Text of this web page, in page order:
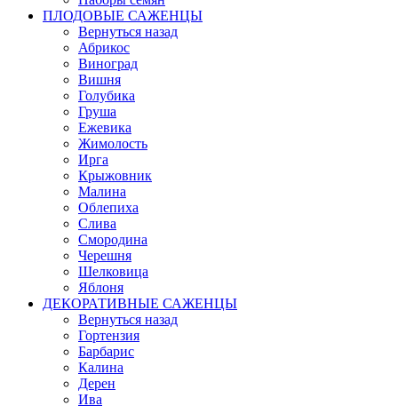
ПЛОДОВЫЕ САЖЕНЦЫ
Вернуться назад
Абрикос
Виноград
Вишня
Голубика
Груша
Ежевика
Жимолость
Ирга
Крыжовник
Малина
Облепиха
Слива
Смородина
Черешня
Шелковица
Яблоня
ДЕКОРАТИВНЫЕ САЖЕНЦЫ
Вернуться назад
Гортензия
Барбарис
Калина
Дерен
Ива